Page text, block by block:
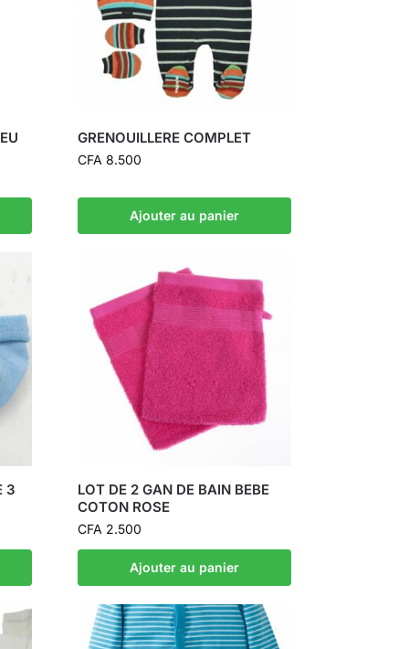
GRENOUILLERE COMPLET
CFA 8.500
Ajouter au panier
3
LOT DE 2 GAN DE BAIN BEBE
COTON ROSE
CFA 2.500
Ajouter au panier